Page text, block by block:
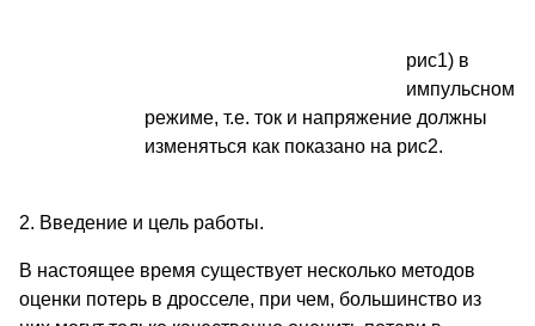
рис1) в
импульсном
режиме, т.е. ток и напряжение должны
изменяться как показано на рис2.
2. Введение и цель работы.
В настоящее время существует несколько методов
оценки потерь в дросселе, при чем, большинство из